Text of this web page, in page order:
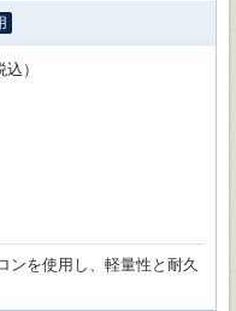
）
ンを使用し、軽量性と耐久